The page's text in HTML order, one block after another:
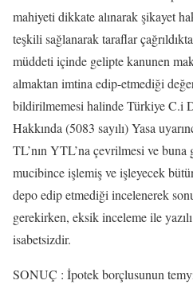
mahiyeti dikkate alınarak şikayet
teşkili sağlanarak taraflar
müddeti içinde gelipte kanunen
almaktan imtina edip-etmediği
bildirilmemesi halinde Türkiye C.i
Hakkında (5083 sayılı) Yasa
TL’nın YTL’na çevrilmesi ve
mucibince işlemiş ve işleyecek
depo edip etmediği incelenerek
gerekirken, eksik inceleme ile
isabetsizdir.
SONUÇ : İpotek borçlusunun